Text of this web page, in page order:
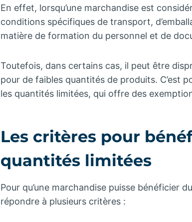
En effet, lorsqu’une marchandise est
conditions spécifiques de transport,
matière de formation du personnel et de
Toutefois, dans certains cas, il peut être
pour de faibles quantités de produits. C’est
les quantités limitées, qui offre des
Les critères pour
quantités limitées
Pour qu’une marchandise puisse bénéficier
répondre à plusieurs critères :